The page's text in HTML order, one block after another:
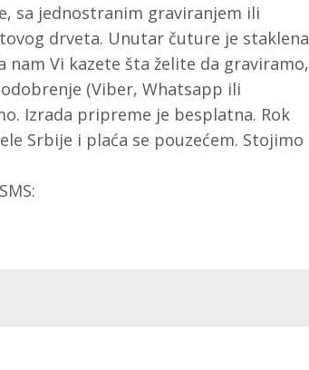
sa jednostranim graviranjem ili
drveta. Unutar čuture je staklena
nam Vi kazete šta želite da graviramo,
(Viber, Whatsapp ili
Izrada pripreme je besplatna. Rok
Srbije i plaća se pouzećem. Stojimo